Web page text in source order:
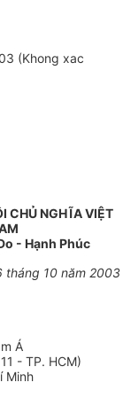
(Khong xac
CHỦ NGHĨA VIỆT
- Hạnh Phúc
tháng 10 năm 2003
Á
- TP. HCM)
Minh